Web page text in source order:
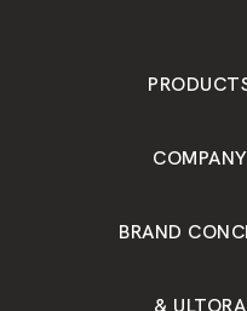
COMPANY
BRAND
& ULTORA